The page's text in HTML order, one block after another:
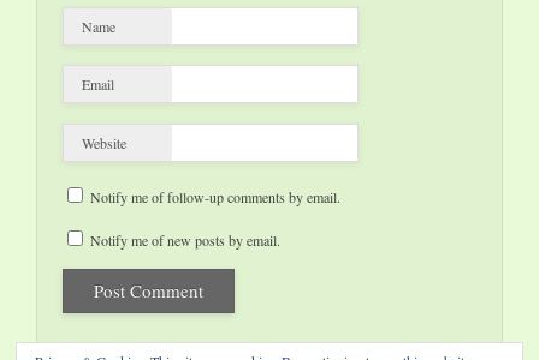
Name
Email
Website
Notify me of follow-up comments by email.
Notify me of new posts by email.